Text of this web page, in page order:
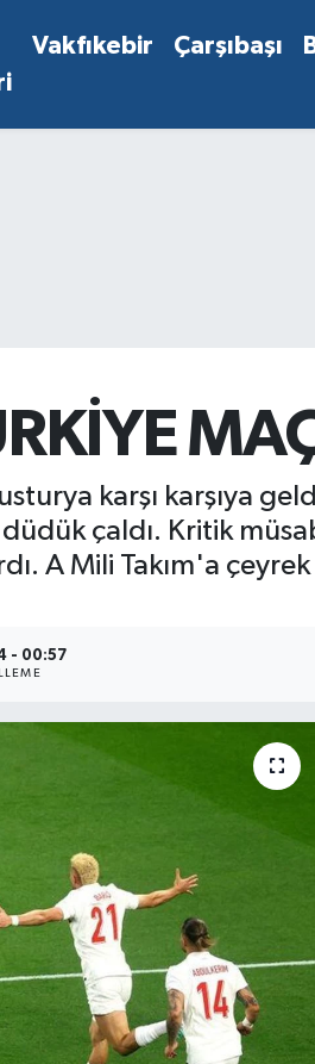
Vakfıkebir Çarşıbaşı
karşı karşıya
çaldı. Kritik
A Mili Takım'a
- 00:57